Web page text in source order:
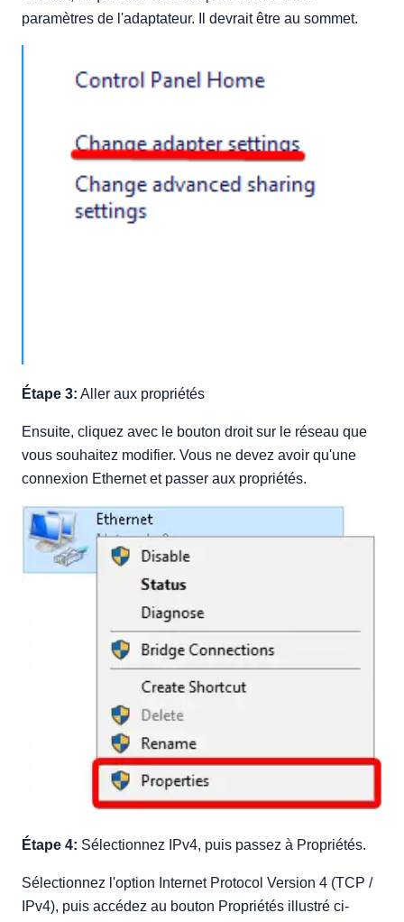
paramètres de l'adaptateur. Il devrait être au sommet.
Étape 3: Aller aux propriétés
Ensuite, cliquez avec le bouton droit sur le réseau que
vous souhaitez modifier. Vous ne devez avoir qu'une
connexion Ethernet et passer aux propriétés.
Étape 4: Sélectionnez IPv4, puis passez à Propriétés.
Sélectionnez l'option Internet Protocol Version 4 (TCP /
IPv4), puis accédez au bouton Propriétés illustré ci-